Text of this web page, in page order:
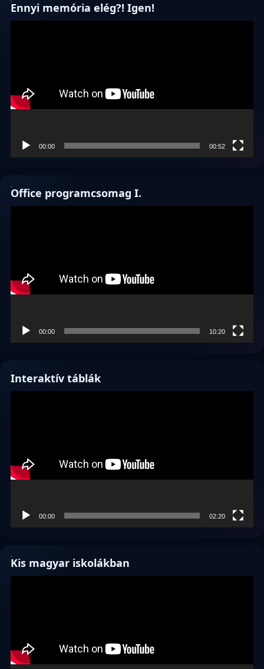
Ennyi memória elég?! Igen!
00:00 00:52
Office programcsomag I.
00:00 10:20
Interaktív táblák
00:00 02:20
Kis magyar iskolákban